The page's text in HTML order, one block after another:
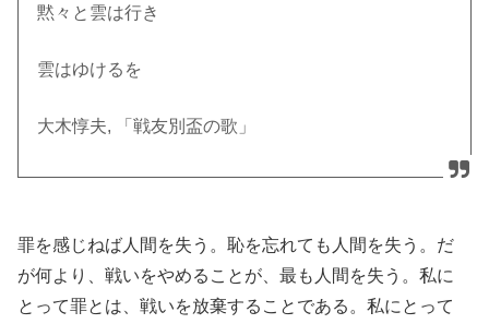
黙々と雲は行き
雲はゆけるを
大木惇夫, 「戦友別盃の歌」
罪を感じねば人間を失う。恥を忘れても人間を失う。だ
が何より、戦いをやめることが、最も人間を失う。私に
とって罪とは、戦いを放棄することである。私にとって